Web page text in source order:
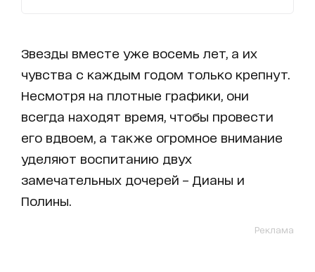
Звезды вместе уже восемь лет, а их
чувства с каждым годом только крепнут.
Несмотря на плотные графики, они
всегда находят время, чтобы провести
его вдвоем, а также огромное внимание
уделяют воспитанию двух
замечательных дочерей – Дианы и
Полины.
Реклама